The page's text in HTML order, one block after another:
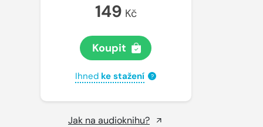
149 Kč
Koupit
Ihned ke stažení ?
Jak na audioknihu?